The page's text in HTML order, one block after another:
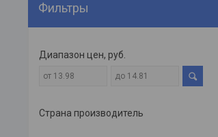
Фильтры
Диапазон цен, руб.
Страна производитель